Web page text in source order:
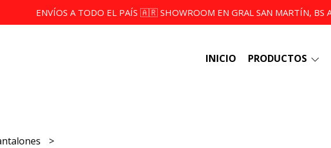
ENVÍOS A TODO EL PAÍS 🇦🇷 SHOWROOM EN GRAL SAN MARTÍN, BS
INICIO PRODUCTOS